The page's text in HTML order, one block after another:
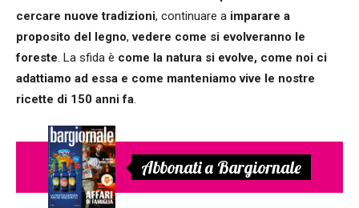
cercare nuove tradizioni, continuare a imparare a
proposito del legno,vedere come si evolveranno le
foreste. La sfida è come la natura si evolve, come noi ci
adattiamo ad essa e come manteniamo vive le nostre
ricette di 150 anni fa.
Abbonati a Bargiornale